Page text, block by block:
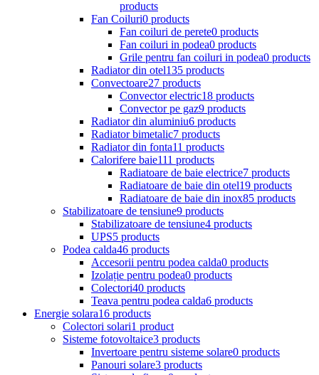
products
Fan Coiluri0 products
Fan coiluri de perete0 products
Fan coiluri in podea0 products
Grile pentru fan coiluri in podea0 products
Radiator din otel135 products
Convectoare27 products
Convector electric18 products
Convector pe gaz9 products
Radiator din aluminiu6 products
Radiator bimetalic7 products
Radiator din fonta11 products
Calorifere baie111 products
Radiatoare de baie electrice7 products
Radiatoare de baie din otel19 products
Radiatoare de baie din inox85 products
Stabilizatoare de tensiune9 products
Stabilizatoare de tensiune4 products
UPS5 products
Podea calda46 products
Accesorii pentru podea calda0 products
Izolație pentru podea0 products
Colectori40 products
Teava pentru podea calda6 products
Energie solara16 products
Colectori solari1 product
Sisteme fotovoltaice3 products
Invertoare pentru sisteme solare0 products
Panouri solare3 products